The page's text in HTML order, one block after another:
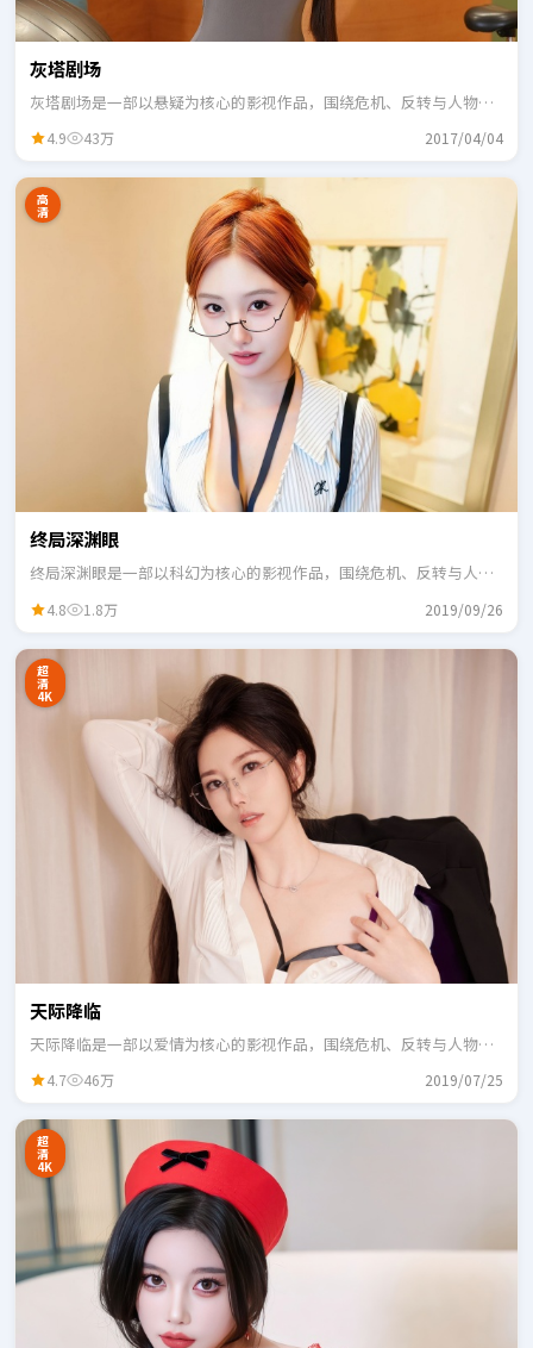
灰塔剧场
灰塔剧场是一部以悬疑为核心的影视作品，围绕危机、反转与人物成
4.9 43万 2017/04/04
高
清
终局深渊眼
终局深渊眼是一部以科幻为核心的影视作品，围绕危机、反转与人物
4.8 1.8万 2019/09/26
超
清
4K
天际降临
天际降临是一部以爱情为核心的影视作品，围绕危机、反转与人物成
4.7 46万 2019/07/25
超
清
4K